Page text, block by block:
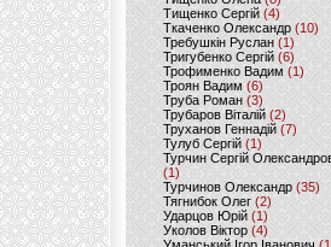
Тищенко Сергій (4)
Ткаченко Олександр (10)
Требушкін Руслан (1)
Тригубенко Сергій(6)
Трофименко Вадим (1)
Троян Вадим (6)
Труба Роман(3)
Трубаров Віталій (2)
Труханов Геннадій (7)
Тулуб Сергій(1)
Турчин Сергій
(1)
Турчинов Олександр(35)
Тягнибок Олег (2)
Ударцов Юрій (1)
Уколов Віктор(4)